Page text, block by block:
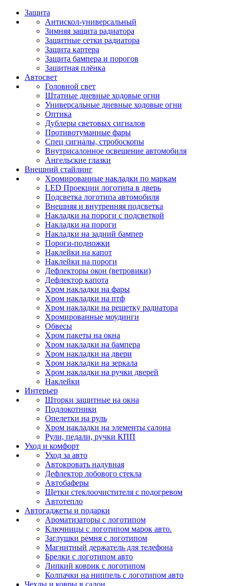
Защита
Антискол-универсальный
Зимняя защита радиатора
Защитные сетки радиатора
Защита картера
Защита бампера и порогов
Защитная плёнка
Автосвет
Головной свет
Штатные дневные ходовые огни
Универсальные дневные ходовые огни
Оптика
Дублеры световых сигналов
Противотуманные фары
Спец сигналы, стробоскопы
Внутрисалонное освещение автомобиля
Ангельские глазки
Внешний стайлинг
Хромированные накладки по маркам
LED Проекции логотипа в дверь
Подсветка логотипа автомобиля
Внешняя и внутренняя подсветка
Накладки на пороги с подсветкой
Накладки на пороги
Накладки на задний бампер
Пороги-подножки
Наклейки на капот
Наклейки на пороги
Дефлекторы окон (ветровики)
Дефлектор капота
Хром накладки на фары
Хром накладки на птф
Хром накладки на решетку радиатора
Хромированные моудинги
Обвесы
Хром пакеты на окна
Хром накладки на бампера
Хром накладки на двери
Хром накладки на зеркала
Хром накладки на ручки дверей
Наклейки
Интерьер
Шторки защитные на окна
Подлокотники
Опелетки на руль
Хром накладки на элементы салона
Рули, педали, ручки КПП
Уход и комфорт
Уход за авто
Автокровать надувная
Дефлектор лобового стекла
Автобаферы
Щетки стеклоочистителя с подогревом
Автотепло
Автогаджеты и подарки
Ароматизаторы с логотипом
Ключницы с логотипом марок авто.
Заглушки ремня с логотипом
Магнитный держатель для телефона
Брелки с логотипом авто
Липкий коврик c логотипом
Колпачки на ниппель с логотипом авто
Чехлы и ковры в салон